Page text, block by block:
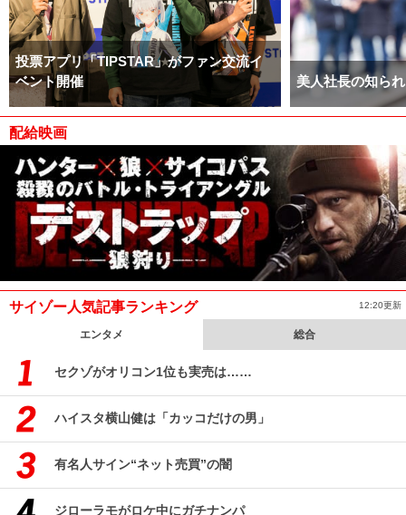
投票アプリ「TIPSTAR」がファン交流イ
ベント開催
美人社長の知ら
配給映画
サイゾー人気記事ランキング 12:20更新
エンタメ 総合
セクゾがオリコン1位も実売は……
ハイスタ横山健は「カッコだけの男」
有名人サイン“ネット売買”の闇
ジローラモがロケ中にガチナンパ